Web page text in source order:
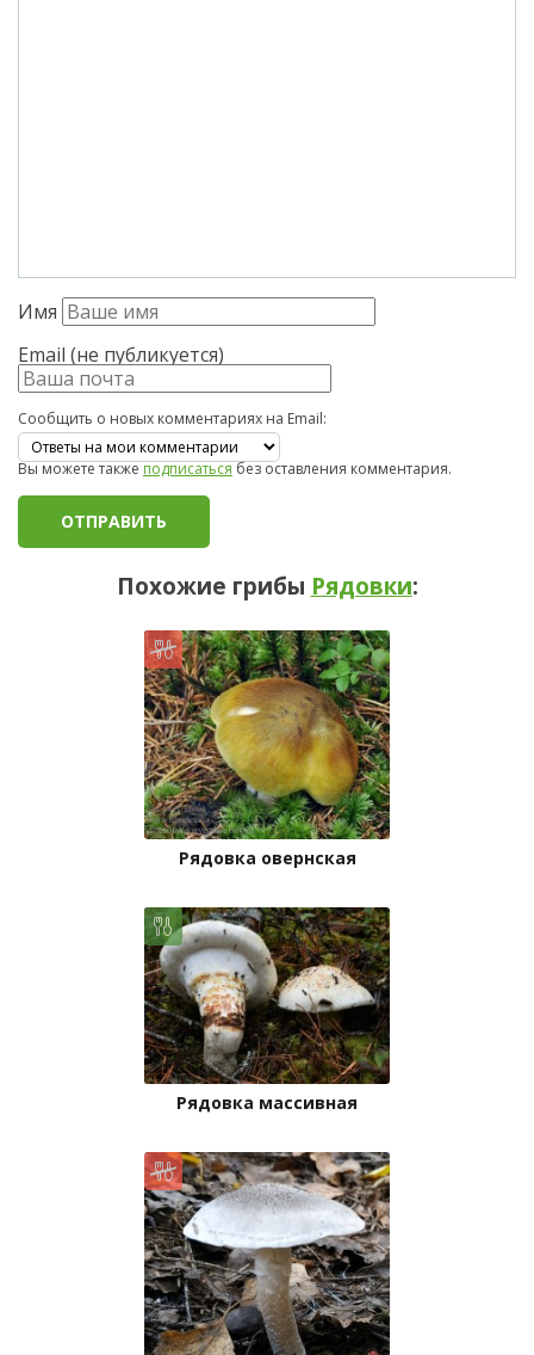
Имя
Email (не публикуется)
Сообщить о новых комментариях на Email:
Вы можете такжеподписатьсябез оставления комментария.
Похожие грибы Рядовки:
Рядовка овернская
Рядовка массивная